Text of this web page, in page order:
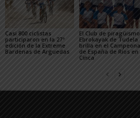
Casi 800 ciclistas
participaron en la 27ª
edición de la Extreme
Bardenas de Arguedas
El Club de piragüismo
Ebrokayak de Tudela
brilla en el
de España de Ríos en
Cinca